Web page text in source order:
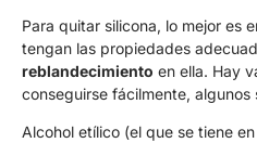
Para quitar silicona, lo mejor es
tengan las propiedades
reblandecimiento en ella. Hay
conseguirse fácilmente, algunos
Alcohol etílico (el que se tiene